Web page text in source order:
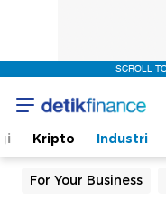
SCROLL
Kripto Industri
For Your Business